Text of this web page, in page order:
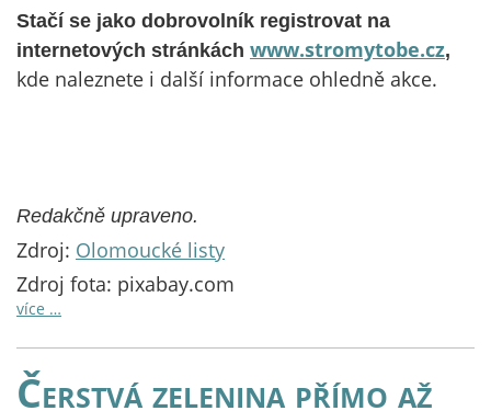
Stačí se jako dobrovolník registrovat na
internetových stránkách www.stromytobe.cz,
kde naleznete i další informace ohledně akce.
Redakčně upraveno.
Zdroj: Olomoucké listy
Zdroj fota: pixabay.com
více …
Čerstvá zelenina přímo až